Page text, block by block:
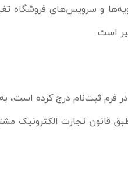
و سرویس‏‌های
است.
ثبت‌نام درج کرده است،
قانون تجارت الکترونیک